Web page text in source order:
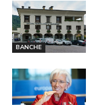
BANCHE